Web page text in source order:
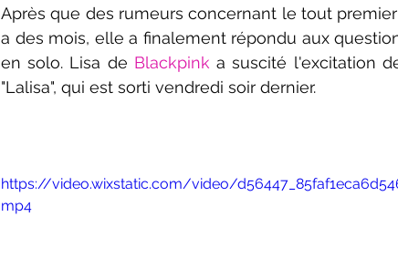
Après que des rumeurs concernant le tout
a des mois, elle a finalement répondu aux
en solo. Lisa de Blackpink a suscité l'excitation
"Lalisa", qui est sorti vendredi soir dernier.
https://video.wixstatic.com/video/
mp4